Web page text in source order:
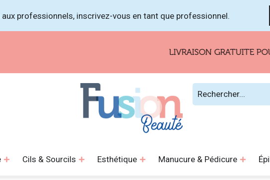
professionnels, inscrivez-vous en tant que professionnel.
LIVRAISON GRATUITE POUR
Cils & Sourcils Esthétique Manucure & Pédicure